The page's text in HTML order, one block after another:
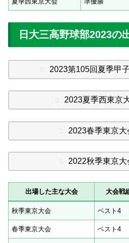
日大三高野球部2023の
2023第105回夏季甲
2023夏季西東京
2023春季東京
2022秋季東京
出場した主な大会 大会戦
秋季東京大会 ベスト4
春季東京大会 ベスト4